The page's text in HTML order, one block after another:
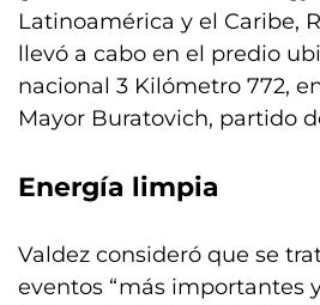
Latinoamérica y el Caribe,
llevó a cabo en el predio
nacional 3 Kilómetro 772,
Mayor Buratovich, partido
Energía limpia
Valdez consideró que se
eventos “más importantes